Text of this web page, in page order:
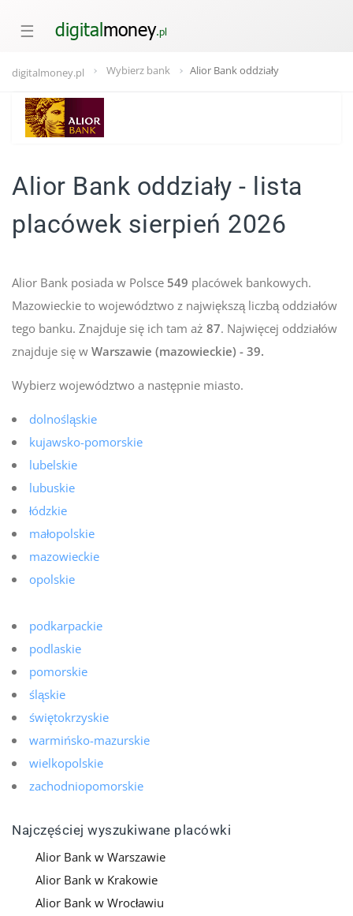
☰
digitalmoney.pl Wybierz bank Alior Bank oddziały
Alior Bank oddziały - lista
placówek sierpień 2026
Alior Bank posiada w Polsce 549 placówek bankowych.
Mazowieckie to województwo z największą liczbą oddziałów
tego banku. Znajduje się ich tam aż 87. Najwięcej oddziałów
znajduje się wWarszawie (mazowieckie) - 39.
Wybierz województwo a następnie miasto.
dolnośląskie
kujawsko-pomorskie
lubelskie
lubuskie
łódzkie
małopolskie
mazowieckie
opolskie
podkarpackie
podlaskie
pomorskie
śląskie
świętokrzyskie
warmińsko-mazurskie
wielkopolskie
zachodniopomorskie
Najczęściej wyszukiwane placówki
Alior Bank w Warszawie
Alior Bank w Krakowie
Alior Bank w Wrocławiu